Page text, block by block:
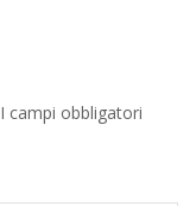
I campi obbligatori